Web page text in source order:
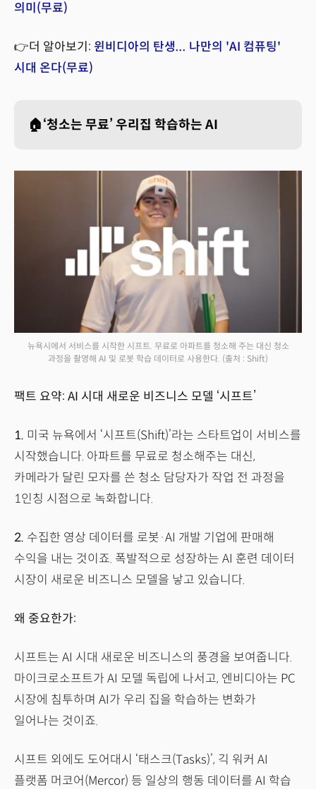
의미(무료)
👉더 알아보기: 윈비디아의 탄생... 나만의 'AI 컴퓨팅'
시대 온다(무료)
🏠‘청소는 무료’ 우리집 학습하는 AI
뉴욕시에서 서비스를 시작한 시프트. 무료로 아파트를 청소해 주는 대신 청소
과정을 촬영해 AI 및 로봇 학습 데이터로 사용한다. (출처 : Shift)
팩트 요약: AI 시대 새로운 비즈니스 모델 ‘시프트’
1. 미국 뉴욕에서 ‘시프트(Shift)’라는 스타트업이 서비스를
시작했습니다. 아파트를 무료로 청소해주는 대신,
카메라가 달린 모자를 쓴 청소 담당자가 작업 전 과정을
1인칭 시점으로 녹화합니다.
2. 수집한 영상 데이터를 로봇·AI 개발 기업에 판매해
수익을 내는 것이죠. 폭발적으로 성장하는 AI 훈련 데이터
시장이 새로운 비즈니스 모델을 낳고 있습니다.
왜 중요한가:
시프트는 AI 시대 새로운 비즈니스의 풍경을 보여줍니다.
마이크로소프트가 AI 모델 독립에 나서고, 엔비디아는 PC
시장에 침투하며 AI가 우리 집을 학습하는 변화가
일어나는 것이죠.
시프트 외에도 도어대시 ‘태스크(Tasks)’, 긱 워커 AI
플랫폼 머코어(Mercor) 등 일상의 행동 데이터를 AI 학습